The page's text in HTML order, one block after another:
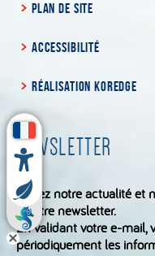
PLAN DE SITE
ACCESSIBILITÉ
RÉALISATION KOREDGE
NEWSLETTER
Suivez notre actualité et
à notre newsletter.
En validant votre e-mail,
périodiquement les